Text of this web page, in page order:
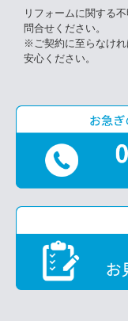
リフォームに関する
問合せください。
※ご契約に至らなけ
安心ください。